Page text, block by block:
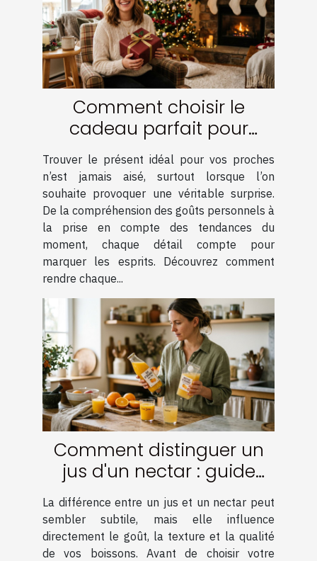
Comment choisir le
cadeau parfait pour
surprendre vos proches ?
Trouver le présent idéal pour vos proches
n’est jamais aisé, surtout lorsque l’on
souhaite provoquer une véritable surprise.
De la compréhension des goûts personnels à
la prise en compte des tendances du
moment, chaque détail compte pour
marquer les esprits. Découvrez comment
rendre chaque...
Comment distinguer un
jus d'un nectar : guide
pratique
La différence entre un jus et un nectar peut
sembler subtile, mais elle influence
directement le goût, la texture et la qualité
de vos boissons. Avant de choisir votre